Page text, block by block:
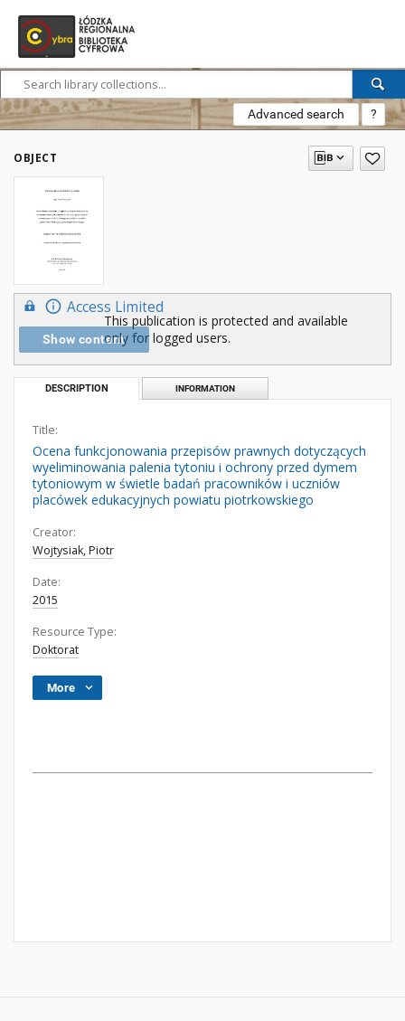
Advanced search ?
OBJECT
Access Limited
Show content
This publication is protected and available
only for logged users.
DESCRIPTION INFORMATION
Title:
Ocena funkcjonowania przepisów prawnych dotyczących
wyeliminowania palenia tytoniu i ochrony przed dymem
tytoniowym w świetle badań pracowników i uczniów
placówek edukacyjnych powiatu piotrkowskiego
Creator:
Wojtysiak, Piotr
Date:
2015
Resource Type:
Doktorat
More